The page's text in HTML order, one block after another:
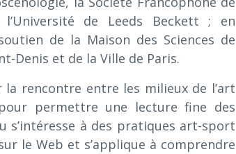
de Leeds Beckett ; en
de la Maison des Sciences de
Denis et de la Ville de Paris.
rencontre entre les milieux de l’art
permettre une lecture fine des
à des pratiques art-sport
le Web et s’applique à comprendre